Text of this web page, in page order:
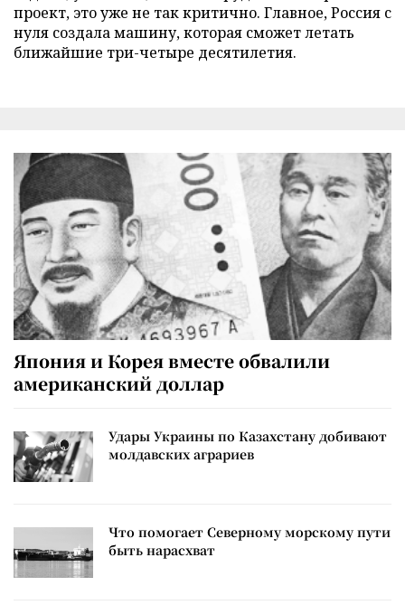
проект, это уже не так критично. Главное, Россия с
нуля создала машину, которая сможет летать
ближайшие три-четыре десятилетия.
Япония и Корея вместе обвалили
американский доллар
Удары Украины по Казахстану добивают
молдавских аграриев
Что помогает Северному морскому пути
быть нарасхват